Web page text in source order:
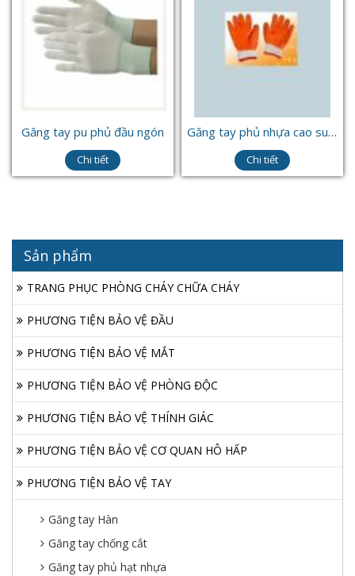
Găng tay pu phủ đầu ngón
Chi tiết
Găng tay phủ nhựa cao su 40gram
Chi tiết
Sản phẩm
TRANG PHỤC PHÒNG CHÁY CHỮA CHÁY
PHƯƠNG TIỆN BẢO VỆ ĐẦU
PHƯƠNG TIỆN BẢO VỆ MẮT
PHƯƠNG TIỆN BẢO VỆ PHÒNG ĐỘC
PHƯƠNG TIỆN BẢO VỆ THÍNH GIÁC
PHƯƠNG TIỆN BẢO VỆ CƠ QUAN HÔ HẤP
PHƯƠNG TIỆN BẢO VỆ TAY
Găng tay Hàn
Găng tay chống cắt
Găng tay phủ hạt nhựa